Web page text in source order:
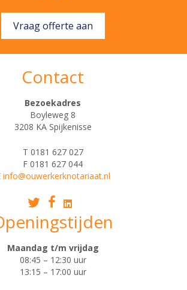
Vraag offerte aan
Contact
Bezoekadres
Boyleweg 8
3208 KA Spijkenisse
T 0181 627 027
F 0181 627 044
info@ouwerkerknotariaat.nl
Maandag t/m vrijdag
08:45 – 12:30 uur
13:15 – 17:00 uur